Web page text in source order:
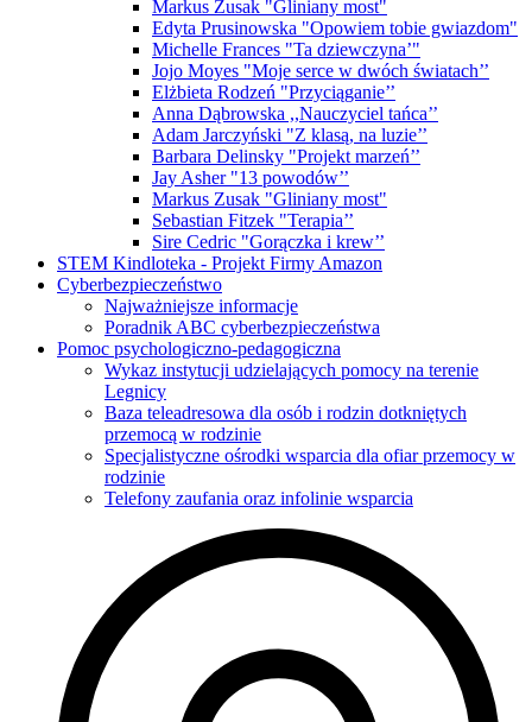
Markus Zusak "Gliniany most"
Edyta Prusinowska "Opowiem tobie gwiazdom"
Michelle Frances "Ta dziewczyna’"
Jojo Moyes "Moje serce w dwóch światach’’
Elżbieta Rodzeń "Przyciąganie’’
Anna Dąbrowska ,,Nauczyciel tańca’’
Adam Jarczyński "Z klasą, na luzie’’
Barbara Delinsky "Projekt marzeń’’
Jay Asher "13 powodów’’
Markus Zusak "Gliniany most"
Sebastian Fitzek "Terapia’’
Sire Cedric "Gorączka i krew’’
STEM Kindloteka - Projekt Firmy Amazon
Cyberbezpieczeństwo
Najważniejsze informacje
Poradnik ABC cyberbezpieczeństwa
Pomoc psychologiczno-pedagogiczna
Wykaz instytucji udzielających pomocy na terenie
Legnicy
Baza teleadresowa dla osób i rodzin dotkniętych
przemocą w rodzinie
Specjalistyczne ośrodki wsparcia dla ofiar przemocy w
rodzinie
Telefony zaufania oraz infolinie wsparcia